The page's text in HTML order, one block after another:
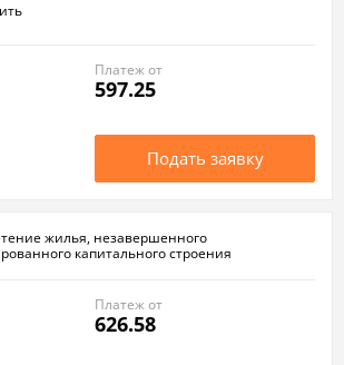
597.25
Платеж от
Подать заявку
жилья, незавершенного
капитального строения
626.58
Платеж от